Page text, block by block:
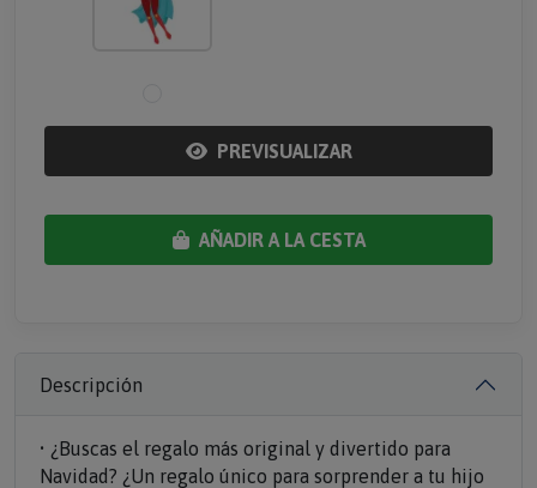
PREVISUALIZAR
AÑADIR A LA CESTA
Descripción
• ¿Buscas el regalo más original y divertido para
Navidad? ¿Un regalo único para sorprender a tu hijo